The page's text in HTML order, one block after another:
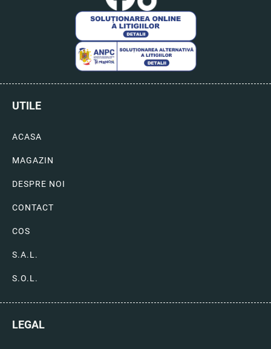
UTILE
ACASA
MAGAZIN
DESPRE NOI
CONTACT
COS
S.A.L.
S.O.L.
LEGAL